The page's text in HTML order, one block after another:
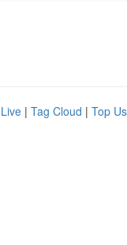
Live | Tag Cloud | Top